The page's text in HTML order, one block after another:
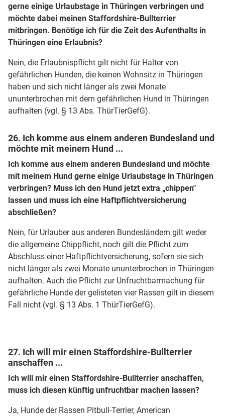
gerne einige Urlaubstage in Thüringen verbringen und
möchte dabei meinen Staffordshire-Bullterrier
mitbringen. Benötige ich für die Zeit des Aufenthalts in
Thüringen eine Erlaubnis?
Nein, die Erlaubnispflicht gilt nicht für Halter von
gefährlichen Hunden, die keinen Wohnsitz in Thüringen
haben und sich nicht länger als zwei Monate
ununterbrochen mit dem gefährlichen Hund in Thüringen
aufhalten (vgl. § 13 Abs. ThürTierGefG).
26. Ich komme aus einem anderen Bundesland und
möchte mit meinem Hund ...
Ich komme aus einem anderen Bundesland und möchte
mit meinem Hund gerne einige Urlaubstage in Thüringen
verbringen? Muss ich den Hund jetzt extra „chippen"
lassen und muss ich eine Haftpflichtversicherung
abschließen?
Nein, für Urlauber aus anderen Bundesländern gilt weder
die allgemeine Chippflicht, noch gilt die Pflicht zum
Abschluss einer Haftpflichtversicherung, sofern sie sich
nicht länger als zwei Monate ununterbrochen in Thüringen
aufhalten. Auch die Pflicht zur Unfruchtbarmachung für
gefährliche Hunde der gelisteten vier Rassen gilt in diesem
Fall nicht (vgl. § 13 Abs. 1 ThürTierGefG).
27. Ich will mir einen Staffordshire-Bullterrier
anschaffen ...
Ich will mir einen Staffordshire-Bullterrier anschaffen,
muss ich diesen künftig unfruchtbar machen lassen?
Ja, Hunde der Rassen Pitbull-Terrier, American